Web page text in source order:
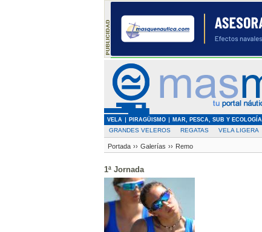
VELA PIRAGÜISMO MAR, PESCA, SUB Y ECOLOGÍA
GRANDES VELEROS REGATAS VELA LIGERA
Portada ›› Galerías ›› Remo
1ª Jornada